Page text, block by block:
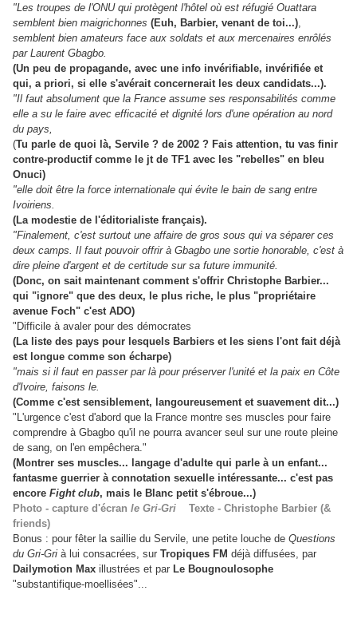
"Les troupes de l'ONU qui protègent l'hôtel où est réfugié Ouattara
semblent bien maigrichonnes (Euh, Barbier, venant de toi...),
semblent bien amateurs face aux soldats et aux mercenaires enrôlés
par Laurent Gbagbo.
(Un peu de propagande, avec une info invérifiable, invérifiée et
qui, a priori, si elle s'avérait concernerait les deux candidats...).
"Il faut absolument que la France assume ses responsabilités comme
elle a su le faire avec efficacité et dignité lors d'une opération au nord
du pays,
(Tu parle de quoi là, Servile ? de 2002 ? Fais attention, tu vas finir
contre-productif comme le jt de TF1 avec les "rebelles" en bleu
Onuci)
"elle doit être la force internationale qui évite le bain de sang entre
Ivoiriens.
(La modestie de l'éditorialiste français).
"Finalement, c'est surtout une affaire de gros sous qui va séparer ces
deux camps. Il faut pouvoir offrir à Gbagbo une sortie honorable, c'est à
dire pleine d'argent et de certitude sur sa future immunité.
(Donc, on sait maintenant comment s'offrir Christophe Barbier...
qui "ignore" que des deux, le plus riche, le plus "propriétaire
avenue Foch" c'est ADO)
"Difficile à avaler pour des démocrates
(La liste des pays pour lesquels Barbiers et les siens l'ont fait déjà
est longue comme son écharpe)
"mais si il faut en passer par là pour préserver l'unité et la paix en Côte
d'Ivoire, faisons le.
(Comme c'est sensiblement, langoureusement et suavement dit...)
"L'urgence c'est d'abord que la France montre ses muscles pour faire
comprendre à Gbagbo qu'il ne pourra avancer seul sur une route pleine
de sang, on l'en empêchera."
(Montrer ses muscles... langage d'adulte qui parle à un enfant...
fantasme guerrier à connotation sexuelle intéressante... c'est pas
encore Fight club, mais le Blanc petit s'ébroue...)
Photo - capture d'écran le Gri-Gri Texte - Christophe Barbier (&
friends)
Bonus : pour fêter la saillie du Servile, une petite louche de Questions
du Gri-Gri à lui consacrées, sur Tropiques FM déjà diffusées, par
Dailymotion Max illustrées et par Le Bougnoulosophe
"substantifique-moellisées"...